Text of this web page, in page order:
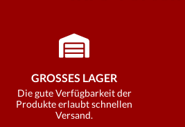
GROSSES LAGER
Die gute Verfügbarkeit der
Produkte erlaubt schnellen
Versand.